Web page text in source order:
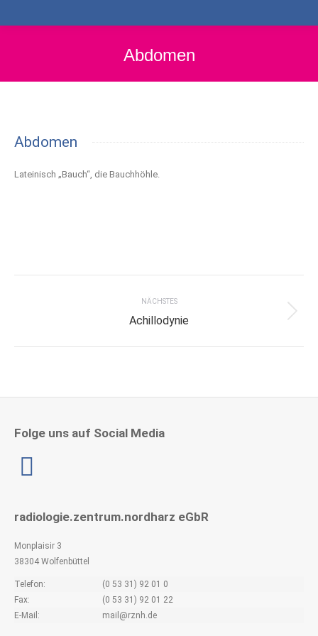
Abdomen
Abdomen
Lateinisch „Bauch“, die Bauchhöhle.
NÄCHSTES
Next
Achillodynie
Folge uns auf Social Media
radiologie.zentrum.nordharz eGbR
Monplaisir 3
38304 Wolfenbüttel
Telefon:
(0 53 31) 92 01 0
Fax:
(0 53 31) 92 01 22
E-Mail:
mail@rznh.de